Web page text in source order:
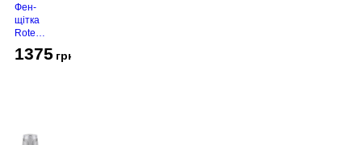
Фен-
щітка
Rotex
RHC-
490-T
1375 грн